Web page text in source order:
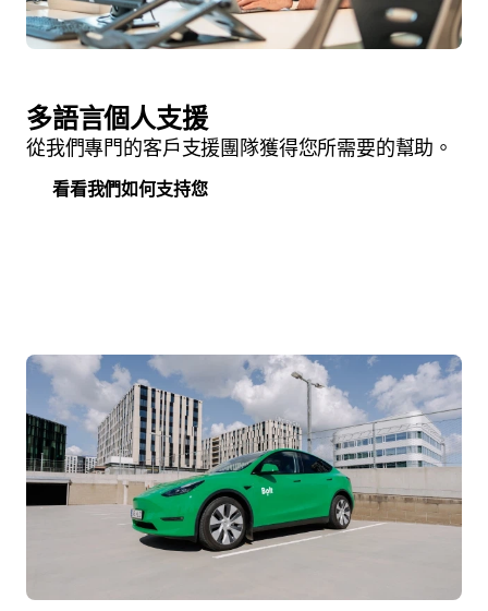
多語言個人支援
從我們專門的客戶支援團隊獲得您所需要的幫助。
看看我們如何支持您